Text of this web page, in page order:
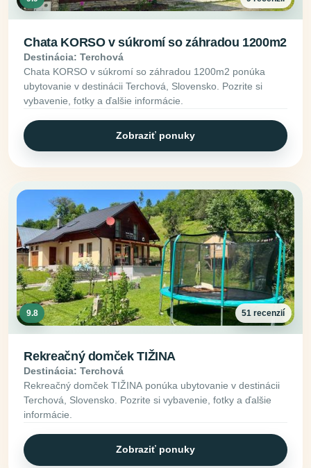
Chata KORSO v súkromí so záhradou 1200m2
Destinácia: Terchová
Chata KORSO v súkromí so záhradou 1200m2 ponúka
ubytovanie v destinácii Terchová, Slovensko. Pozrite si
vybavenie, fotky a ďalšie informácie.
Zobraziť ponuky
9.8 51 recenzií
Rekreačný domček TIŽINA
Destinácia: Terchová
Rekreačný domček TIŽINA ponúka ubytovanie v destinácii
Terchová, Slovensko. Pozrite si vybavenie, fotky a ďalšie
informácie.
Zobraziť ponuky